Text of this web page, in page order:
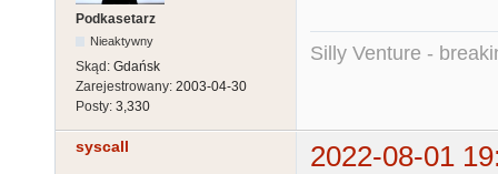
Podkasetarz
Nieaktywny
Skąd: Gdańsk
Zarejestrowany: 2003-04-30
Posty: 3,330
Silly Venture -
syscall 2022-08-01